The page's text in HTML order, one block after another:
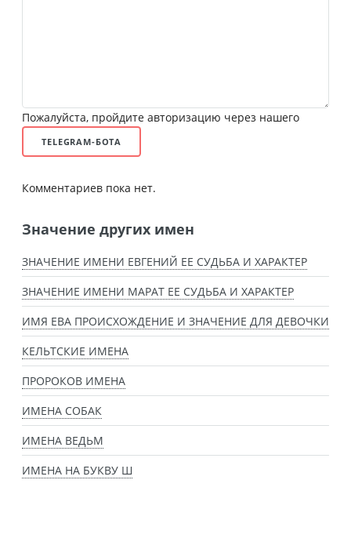
Пожалуйста, пройдите авторизацию через нашего
TELEGRAM-БОТА
Комментариев пока нет.
Значение других имен
ЗНАЧЕНИЕ ИМЕНИ ЕВГЕНИЙ ЕЕ СУДЬБА И ХАРАКТЕР
ЗНАЧЕНИЕ ИМЕНИ МАРАТ ЕЕ СУДЬБА И ХАРАКТЕР
ИМЯ ЕВА ПРОИСХОЖДЕНИЕ И ЗНАЧЕНИЕ ДЛЯ ДЕВОЧКИ
КЕЛЬТСКИЕ ИМЕНА
ПРОРОКОВ ИМЕНА
ИМЕНА СОБАК
ИМЕНА ВЕДЬМ
ИМЕНА НА БУКВУ Ш